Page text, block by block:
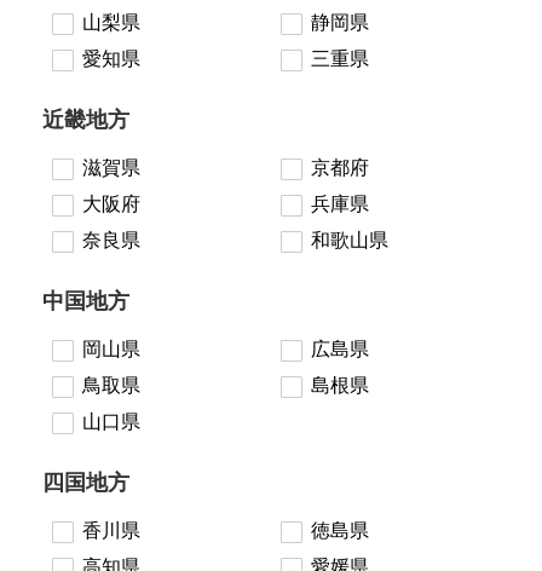
山梨県
静岡県
愛知県
三重県
近畿地方
滋賀県
京都府
大阪府
兵庫県
奈良県
和歌山県
中国地方
岡山県
広島県
鳥取県
島根県
山口県
四国地方
香川県
徳島県